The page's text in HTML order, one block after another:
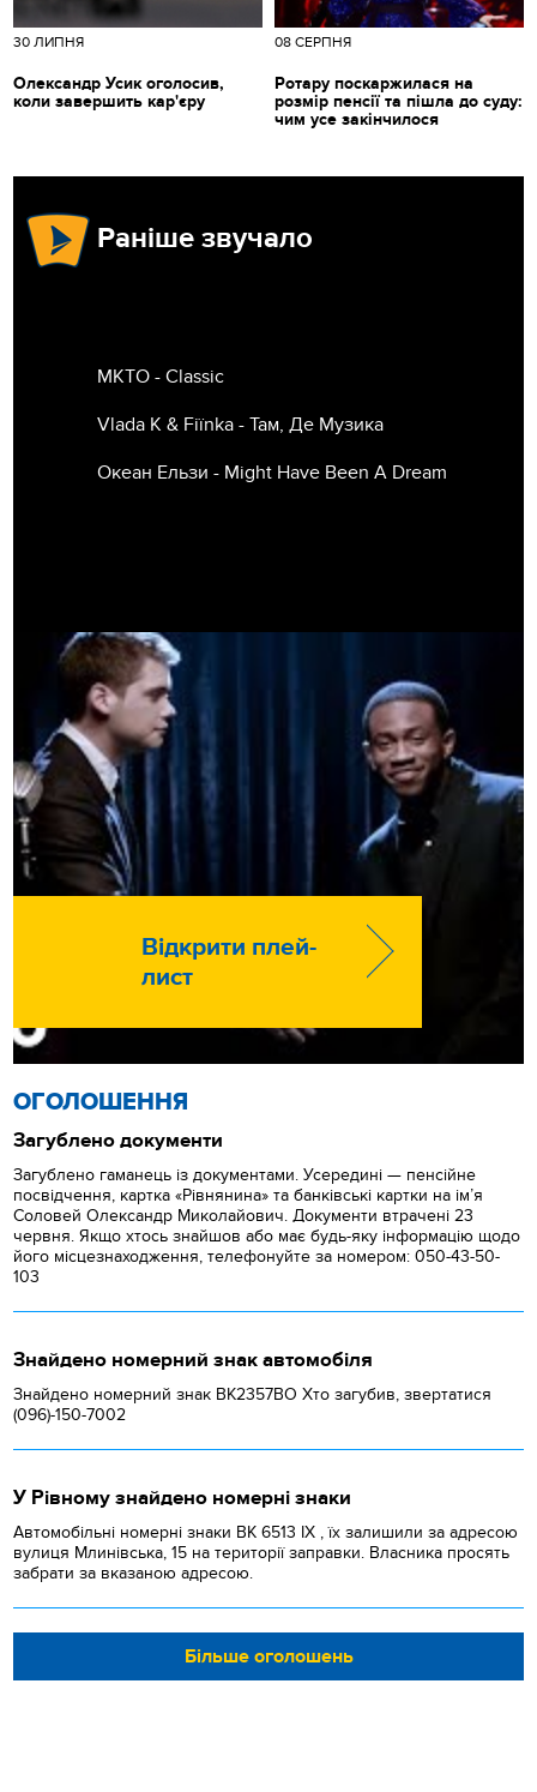
30 ЛИПНЯ
Олександр Усик оголосив,
коли завершить кар'єру
08 СЕРПНЯ
Ротару поскаржилася на
розмір пенсії та пішла до суду:
чим усе закінчилося
Раніше звучало
MKTO - Classic
Vlada K & Fiїnka - Там, Де Музика
Океан Ельзи - Might Have Been A Dream
Відкрити плей-
лист
ОГОЛОШЕННЯ
Загублено документи
Загублено гаманець із документами. Усередині — пенсійне
посвідчення, картка «Рівнянина» та банківські картки на ім’я
Соловей Олександр Миколайович. Документи втрачені 23
червня. Якщо хтось знайшов або має будь-яку інформацію щодо
його місцезнаходження, телефонуйте за номером: 050-43-50-
103
Знайдено номерний знак автомобіля
Знайдено номерний знак ВК2357ВО Хто загубив, звертатися
(096)-150-7002
У Рівному знайдено номерні знаки
Автомобільні номерні знаки BK 6513 IX , їх залишили за адресою
вулиця Млинівська, 15 на території заправки. Власника просять
забрати за вказаною адресою.
Більше оголошень